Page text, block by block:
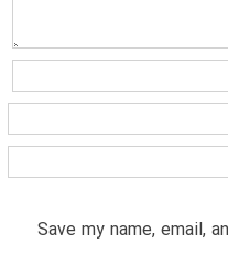
Save my name, email,